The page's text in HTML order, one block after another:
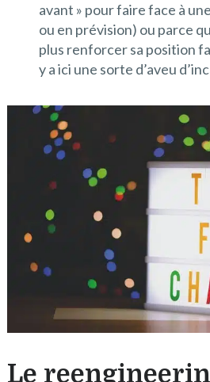
avant » pour faire face à
ou en prévision) ou parce
plus renforcer sa position
y a ici une sorte d’aveu
Le